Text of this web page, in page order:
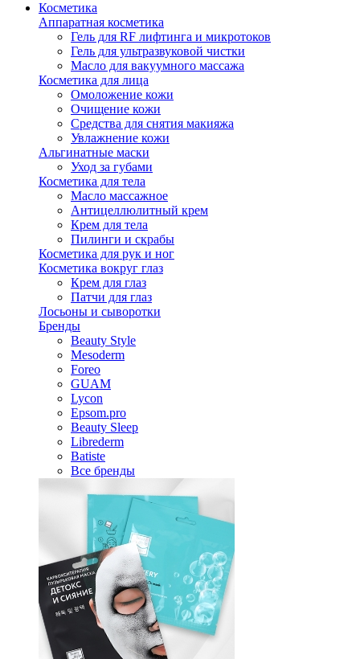
Косметика
Аппаратная косметика
Гель для RF лифтинга и микротоков
Гель для ультразвуковой чистки
Масло для вакуумного массажа
Косметика для лица
Омоложение кожи
Очищение кожи
Средства для снятия макияжа
Увлажнение кожи
Альгинатные маски
Уход за губами
Косметика для тела
Масло массажное
Антицеллюлитный крем
Крем для тела
Пилинги и скрабы
Косметика для рук и ног
Косметика вокруг глаз
Крем для глаз
Патчи для глаз
Лосьоны и сыворотки
Бренды
Beauty Style
Mesoderm
Foreo
GUAM
Lycon
Epsom.pro
Beauty Sleep
Librederm
Batiste
Все бренды